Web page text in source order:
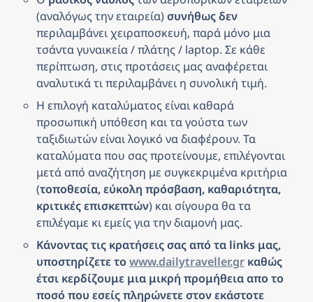
(αναλόγως την εταιρεία) συνήθως δεν
περιλαμβάνει χειραποσκευή, παρά μόνο μια
τσάντα γυναικεία / πλάτης / laptop. Σε κάθε
περίπτωση, στις προτάσεις μας αναφέρεται
αναλυτικά τι περιλαμβάνει η συνολική τιμή.
Η επιλογή καταλύματος είναι καθαρά
προσωπική υπόθεση και τα γούστα των
ταξιδιωτών είναι λογικό να διαφέρουν. Τα
καταλύματα που σας προτείνουμε, επιλέγονται
μετά από αναζήτηση με συγκεκριμένα κριτήρια
(τοποθεσία, εύκολη πρόσβαση, καθαριότητα,
κριτικές επισκεπτών) και σίγουρα θα τα
επιλέγαμε κι εμείς για την διαμονή μας.
Κάνοντας τις κρατήσεις σας από τα links μας,
υποστηρίζετε το www.dailytraveller.gr καθώς
έτσι κερδίζουμε μια μικρή προμήθεια απο το
ποσό που εσείς πληρώνετε στον εκάστοτε